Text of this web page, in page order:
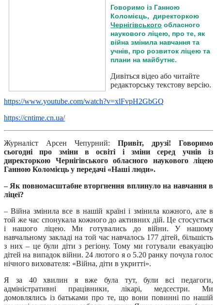
Говоримо із Ганною
Коломієць, директоркою
Чернігівського обласного
наукового ліцею, про те, як
війна змінила навчання та
учнів, про розвиток ліцею та
плани на майбутнє.
Дивіться відео або читайте
редакторську текстову версію.
https://www.youtube.com/watch?v=xlFvpH2GbGQ
https://cntime.cn.ua/
Журналіст Арсен Чепурний: Привіт, друзі! Говоримо
сьогодні про зміни в освіті і зміни серед учнів із
директоркою Чернігівського обласного наукового ліцею
Ганною Коломієць у передачі «Наші люди».
– Як повномасштабне вторгнення вплинуло на навчання в
ліцеї?
– Війна змінила все в нашій країні і змінила кожного, але в
той же час спонукала кожного до активних дій. Це стосується
і нашого ліцею. Ми готувались до війни. У нашому
навчальному закладі на той час навчалось 177 дітей, більшість
з них – це були діти з регіону. Тому ми готували евакуацію
дітей на випадок війни. 24 лютого я о 5.20 ранку почула голос
нічного вихователя: «Війна, діти в укритті».
Я за 40 хвилин я вже була тут, були всі педагоги,
адміністративні працівники, лікарі, медсестри. Ми
домовлялись із батьками про те, що вони повинні по нашій